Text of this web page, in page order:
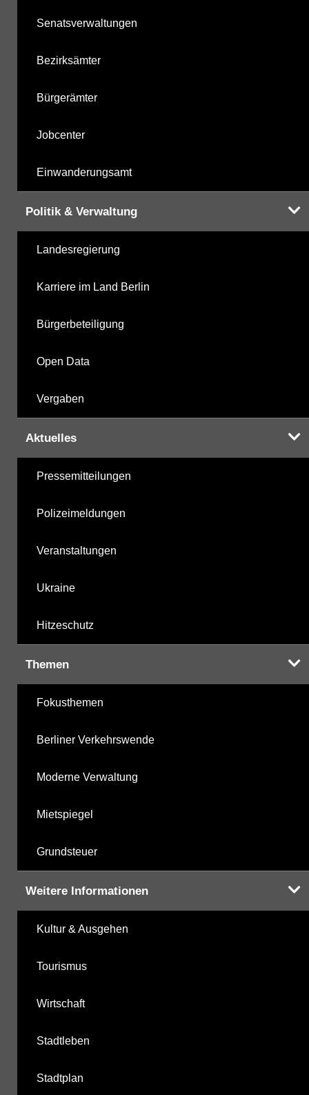
Senatsverwaltungen
Bezirksämter
Bürgerämter
Jobcenter
Einwanderungsamt
Politik & Verwaltung
Landesregierung
Karriere im Land Berlin
Bürgerbeteiligung
Open Data
Vergaben
Aktuelles
Pressemitteilungen
Polizeimeldungen
Veranstaltungen
Ukraine
Hitzeschutz
Themen
Fokusthemen
Berliner Verkehrswende
Moderne Verwaltung
Mietspiegel
Grundsteuer
Weitere Informationen
Kultur & Ausgehen
Tourismus
Wirtschaft
Stadtleben
Stadtplan